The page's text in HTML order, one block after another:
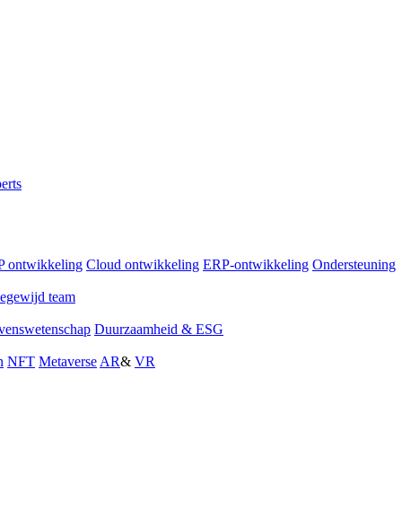
ontwikkeling Cloud ontwikkeling ERP-ontwikkeling Ondersteuning
team
Duurzaamheid & ESG
NFT Metaverse AR& VR